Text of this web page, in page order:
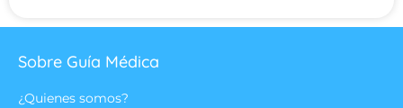
Sobre Guía Médica
¿Quienes somos?